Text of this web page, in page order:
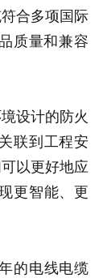
合多项国际
质量和兼容
设计的防火
联到工程安
以更好地应
更智能、更
的电线电缆